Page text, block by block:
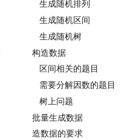
生成随机排列
生成随机区间
生成随机树
构造数据
区间相关的题目
需要分解因数的题目
树上问题
批量生成数据
造数据的要求